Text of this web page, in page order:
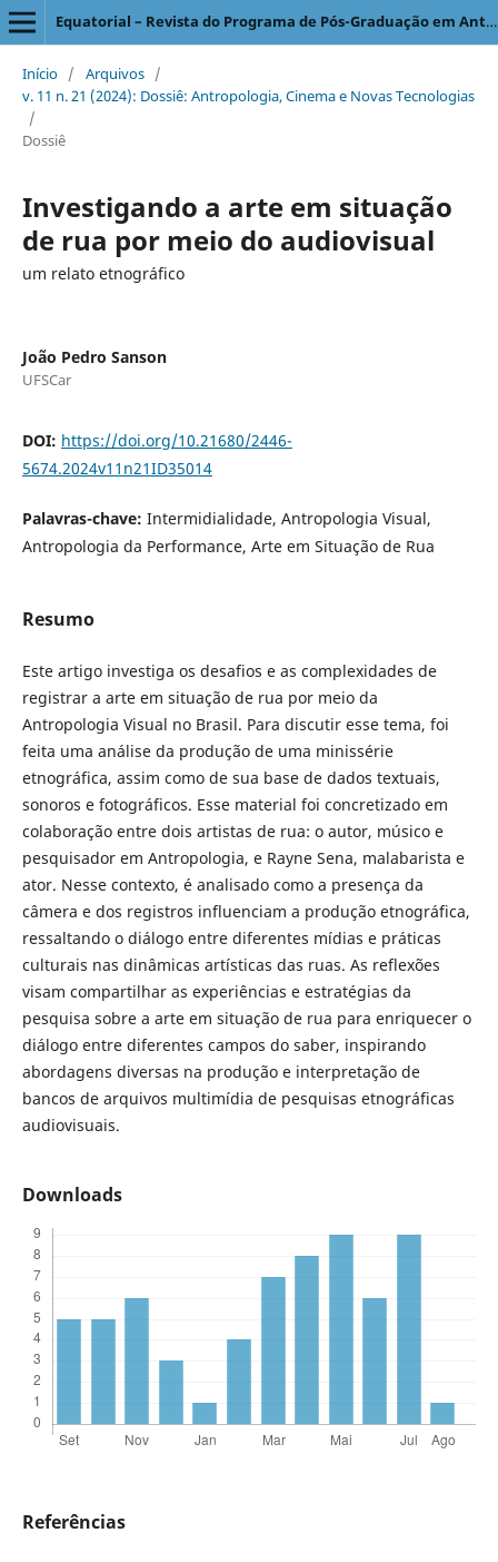
Equatorial – Revista do Programa de Pós-Graduação em Antropologia Social
Início / Arquivos /
v. 11 n. 21 (2024): Dossiê: Antropologia, Cinema e Novas Tecnologias
/
Dossiê
Investigando a arte em situação
de rua por meio do audiovisual
um relato etnográfico
João Pedro Sanson
UFSCar
DOI: https://doi.org/10.21680/2446-
5674.2024v11n21ID35014
Palavras-chave: Intermidialidade, Antropologia Visual,
Antropologia da Performance, Arte em Situação de Rua
Resumo
Este artigo investiga os desafios e as complexidades de
registrar a arte em situação de rua por meio da
Antropologia Visual no Brasil. Para discutir esse tema, foi
feita uma análise da produção de uma minissérie
etnográfica, assim como de sua base de dados textuais,
sonoros e fotográficos. Esse material foi concretizado em
colaboração entre dois artistas de rua: o autor, músico e
pesquisador em Antropologia, e Rayne Sena, malabarista e
ator. Nesse contexto, é analisado como a presença da
câmera e dos registros influenciam a produção etnográfica,
ressaltando o diálogo entre diferentes mídias e práticas
culturais nas dinâmicas artísticas das ruas. As reflexões
visam compartilhar as experiências e estratégias da
pesquisa sobre a arte em situação de rua para enriquecer o
diálogo entre diferentes campos do saber, inspirando
abordagens diversas na produção e interpretação de
bancos de arquivos multimídia de pesquisas etnográficas
audiovisuais.
Downloads
Referências